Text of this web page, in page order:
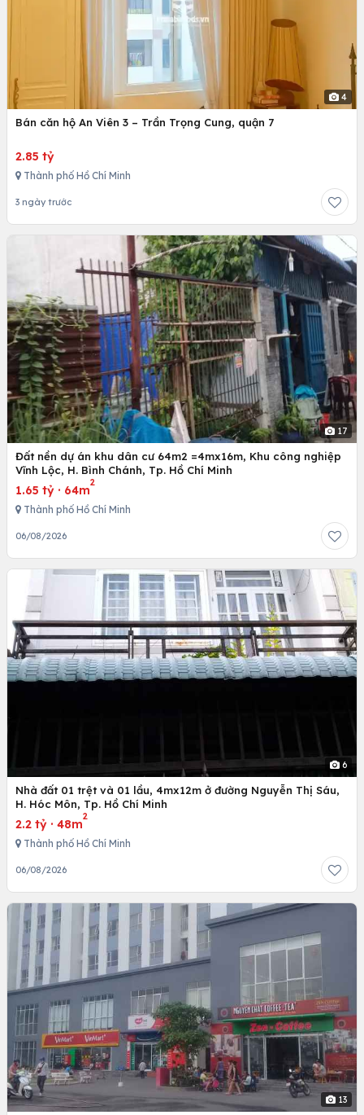
4
Bán căn hộ An Viên 3 – Trần Trọng Cung, quận 7
2.85 tỷ
Thành phố Hồ Chí Minh
3 ngày trước
17
Đất nền dự án khu dân cư 64m2 =4mx16m, Khu công nghiệp
Vĩnh Lộc, H. Bình Chánh, Tp. Hồ Chí Minh
1.65 tỷ · 64m
2
Thành phố Hồ Chí Minh
06/08/2026
6
Nhà đất 01 trệt và 01 lầu, 4mx12m ở đường Nguyễn Thị Sáu,
H. Hóc Môn, Tp. Hồ Chí Minh
2.2 tỷ · 48m
2
Thành phố Hồ Chí Minh
06/08/2026
13